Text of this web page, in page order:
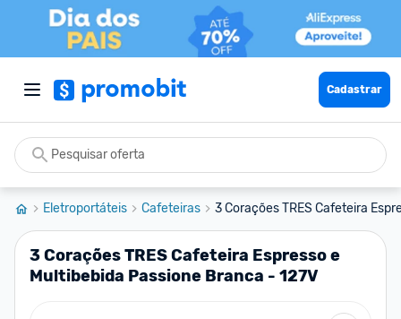
Cadastrar
Eletroportáteis Cafeteiras 3 Corações TRES Cafeteira
3 Corações TRES Cafeteira Espresso e
Multibebida Passione Branca - 127V